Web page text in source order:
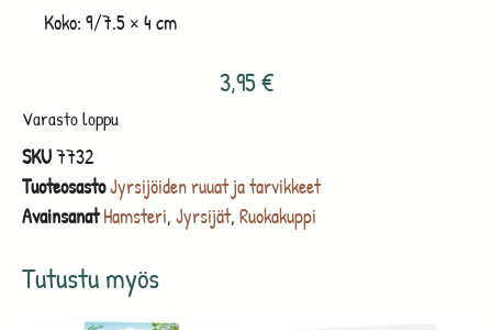
Tutustu myös
Koko: 9/7.5 × 4 cm
3,95€
Varasto loppu
SKU7732
TuoteosastoJyrsijöiden ruuat ja tarvikkeet
Avainsanat Hamsteri, Jyrsijät, Ruokakuppi